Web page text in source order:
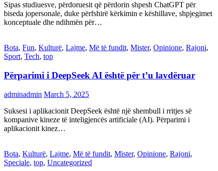
Sipas studiuesve, përdoruesit që përdorin shpesh ChatGPT për
biseda jopersonale, duke përfshirë kërkimin e këshillave, shpjegimet
konceptuale dhe ndihmën për…
Bota, Fun, Kulturë, Lajme, Më të fundit, Mister, Opinione, Rajoni,
Sport, Tech, top
Përparimi i DeepSeek AI është për t’u lavdëruar
adminadmin March 5, 2025
Suksesi i aplikacionit DeepSeek është një shembull i rritjes së
kompanive kineze të inteligjencës artificiale (AI). Përparimi i
aplikacionit kinez…
Bota, Kulturë, Lajme, Më të fundit, Mister, Opinione, Rajoni,
Speciale, top, Uncategorized